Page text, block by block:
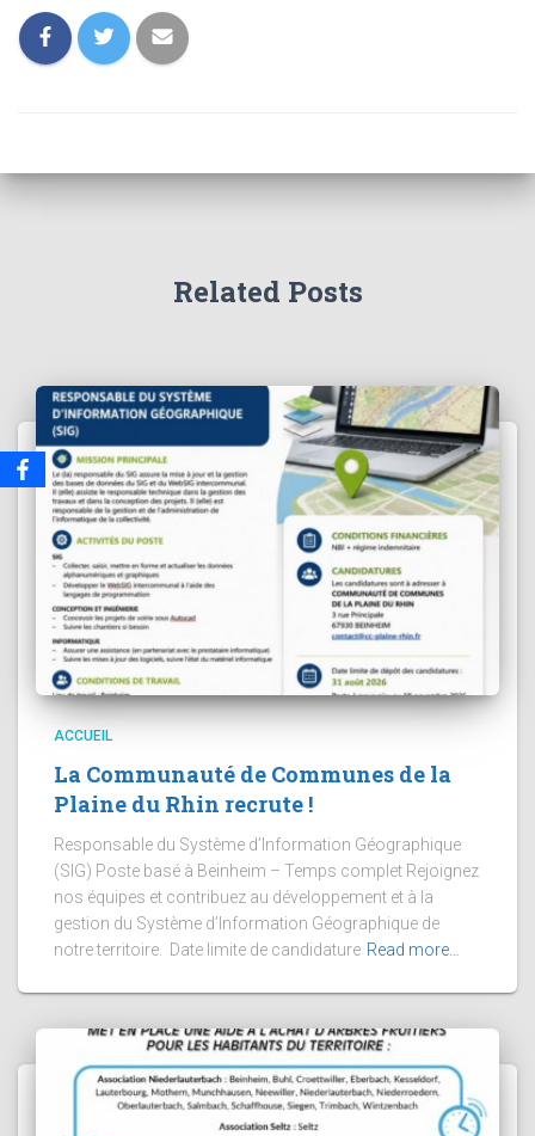
Related Posts
ACCUEIL
La Communauté de Communes de la
Plaine du Rhin recrute !
Responsable du Système d’Information Géographique
(SIG) Poste basé à Beinheim – Temps complet Rejoignez
nos équipes et contribuez au développement et à la
gestion du Système d’Information Géographique de
notre territoire. Date limite de candidature Read more…